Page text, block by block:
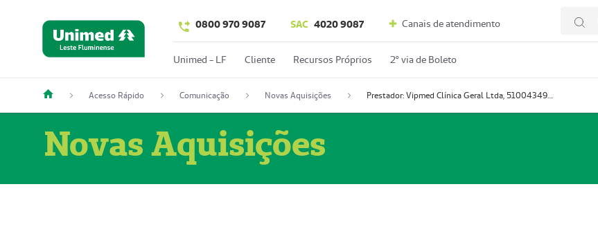
0800 970 9087 SAC 4020 9087 Canais de atendimento
Unimed - LF Cliente Recursos Próprios 2º via de Boleto
Acesso Rápido Comunicação Novas Aquisições Prestador: Vipmed Clínica Geral Ltda, 51004349-0 (Nome Fantasia: Policlínica Master)
Novas Aquisições